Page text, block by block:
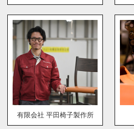
有限会社 平田椅子製作所